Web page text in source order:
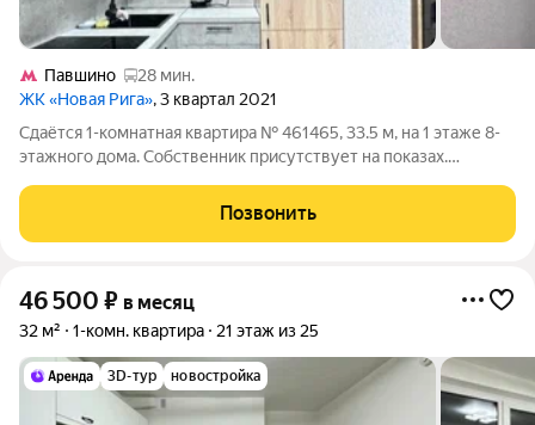
Павшино
28 мин.
ЖК «Новая Рига», 3 квартал 2021
Сдаётся 1-комнатная квартира № 461465, 33.5 м, на 1 этаже 8-
этажного дома. Собственник присутствует на показах.
оплачиваются отдельно. По условиям проживания: можно с
детьми, можно с питомцами. Срок
Позвонить
46 500 ₽ в месяц
32 м² 1-комн. квартира 21 этаж из 25
3D-тур новостройка